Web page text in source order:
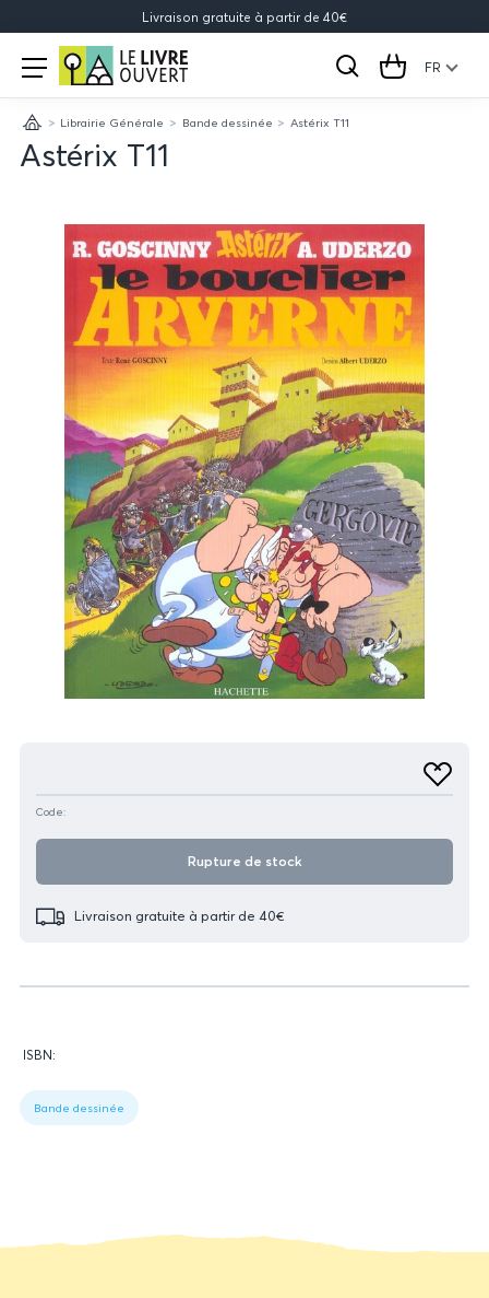
Livraison gratuite à partir de 40€
Le
Livre
Ouvert
Open
menu
Rechercher
Cart FR
AccueilLibrairie Générale Bande dessinée Astérix T11
Astérix T11
Données
livre
ISBN:
1:
Book
Bande dessinée
Ajouter
aux
Code:
Rupture de stock
Livraison gratuite à partir de 40€